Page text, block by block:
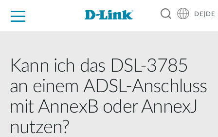
DE|DE
Kann ich das DSL-3785
an einem ADSL-Anschluss
mit AnnexB oder AnnexJ
nutzen?